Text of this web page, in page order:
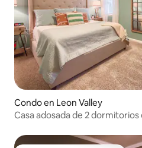
Condo en Leon Valley
Casa adosada de 2